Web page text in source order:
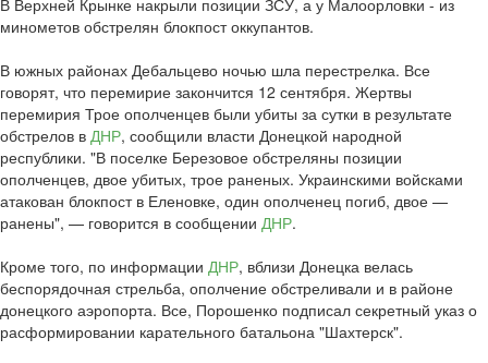
В Верхней Крынке накрыли позиции ЗСУ, а у Малоорловки - из
минометов обстрелян блокпост оккупантов.
В южных районах Дебальцево ночью шла перестрелка. Все
говорят, что перемирие закончится 12 сентября. Жертвы
перемирия Трое ополченцев были убиты за сутки в результате
обстрелов в ДНР, сообщили власти Донецкой народной
республики. "В поселке Березовое обстреляны позиции
ополченцев, двое убитых, трое раненых. Украинскими войсками
атакован блокпост в Еленовке, один ополченец погиб, двое —
ранены", — говорится в сообщении ДНР.
Кроме того, по информации ДНР, вблизи Донецка велась
беспорядочная стрельба, ополчение обстреливали и в районе
донецкого аэропорта. Все, Порошенко подписал секретный указ о
расформировании карательного батальона "Шахтерск".